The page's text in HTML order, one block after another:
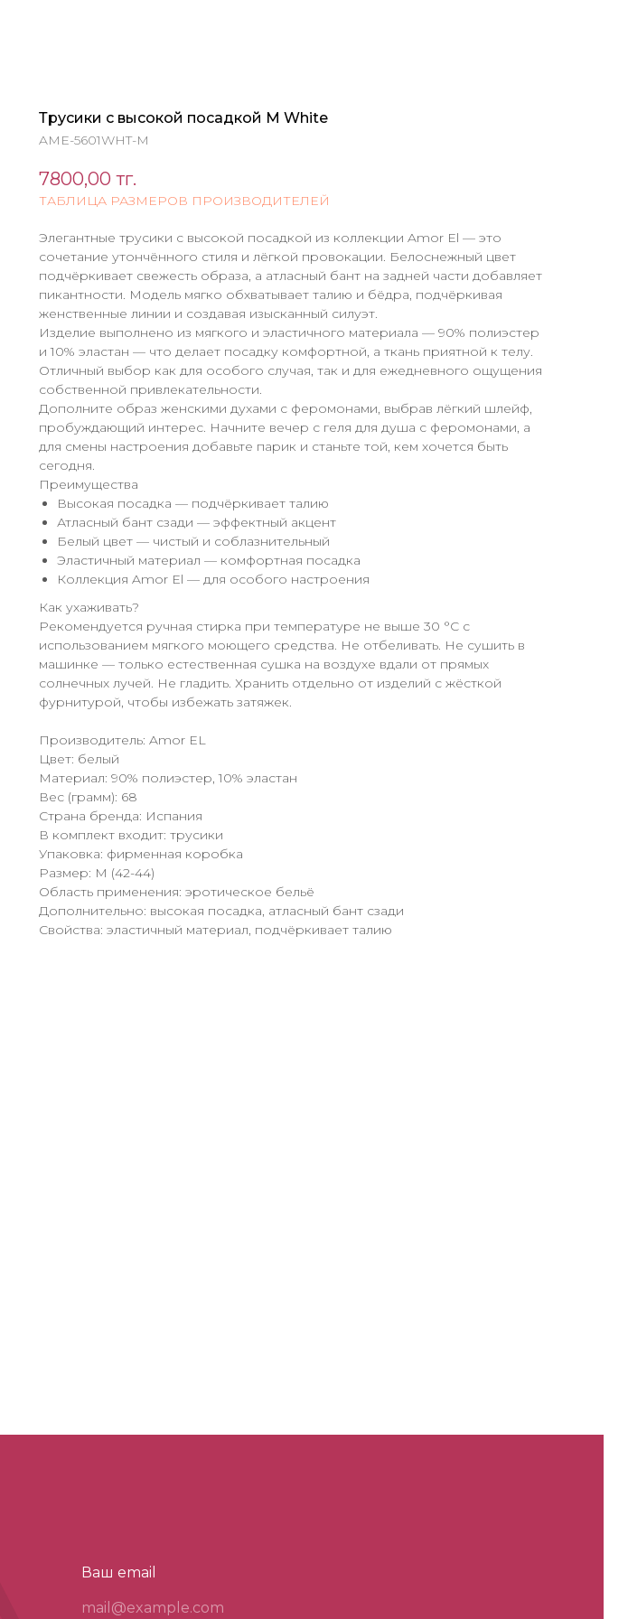
Трусики с высокой посадкой M White
AME-5601WHT-M
7800,00 тг.
ТАБЛИЦА РАЗМЕРОВ ПРОИЗВОДИТЕЛЕЙ
Элегантные трусики с высокой посадкой из коллекции Amor El — это
сочетание утончённого стиля и лёгкой провокации. Белоснежный цвет
подчёркивает свежесть образа, а атласный бант на задней части добавляет
пикантности. Модель мягко обхватывает талию и бёдра, подчёркивая
женственные линии и создавая изысканный силуэт.
Изделие выполнено из мягкого и эластичного материала — 90% полиэстер
и 10% эластан — что делает посадку комфортной, а ткань приятной к телу.
Отличный выбор как для особого случая, так и для ежедневного ощущения
собственной привлекательности.
Дополните образ женскими духами с феромонами, выбрав лёгкий шлейф,
пробуждающий интерес. Начните вечер с геля для душа с феромонами, а
для смены настроения добавьте парик и станьте той, кем хочется быть
сегодня.
Преимущества
Высокая посадка — подчёркивает талию
Атласный бант сзади — эффектный акцент
Белый цвет — чистый и соблазнительный
Эластичный материал — комфортная посадка
Коллекция Amor El — для особого настроения
Как ухаживать?
Рекомендуется ручная стирка при температуре не выше 30 °C с
использованием мягкого моющего средства. Не отбеливать. Не сушить в
машинке — только естественная сушка на воздухе вдали от прямых
солнечных лучей. Не гладить. Хранить отдельно от изделий с жёсткой
фурнитурой, чтобы избежать затяжек.
Производитель: Amor EL
Цвет: белый
Материал: 90% полиэстер, 10% эластан
Вес (грамм): 68
Страна бренда: Испания
В комплект входит: трусики
Упаковка: фирменная коробка
Размер: M (42-44)
Область применения: эротическое бельё
Дополнительно: высокая посадка, атласный бант сзади
Свойства: эластичный материал, подчёркивает талию
Ваш email